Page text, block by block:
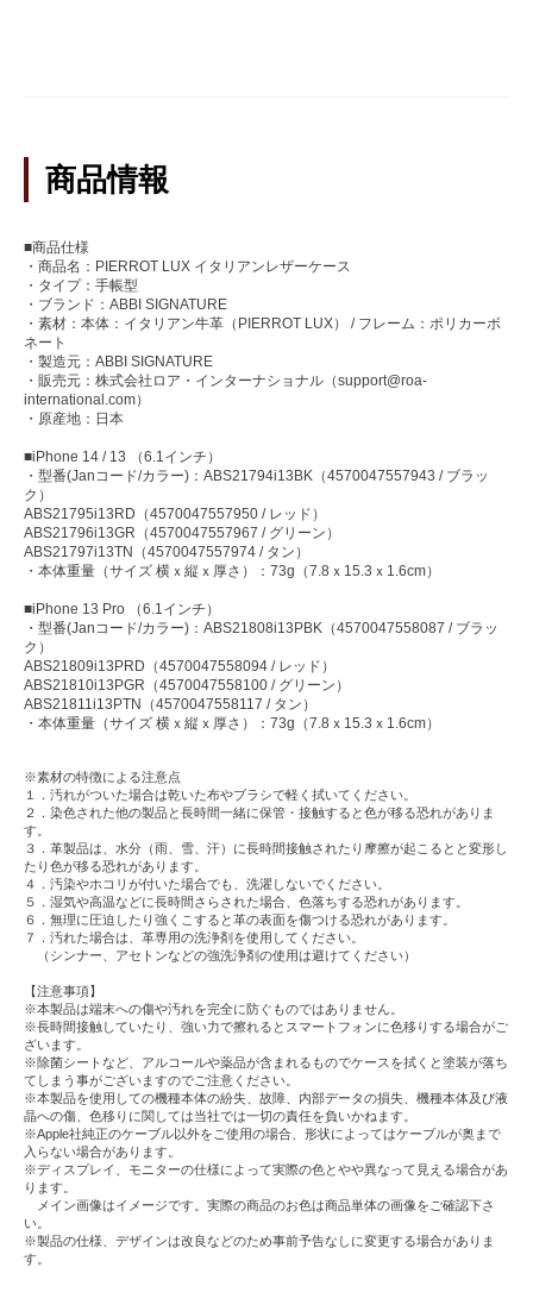
商品情報
■商品仕様
・商品名：PIERROT LUX イタリアンレザーケース
・タイプ：手帳型
・ブランド：ABBI SIGNATURE
・素材：本体：イタリアン牛革（PIERROT LUX） / フレーム：ポリカーボ
ネート
・製造元：ABBI SIGNATURE
・販売元：株式会社ロア・インターナショナル（support@roa-
international.com）
・原産地：日本
■iPhone 14 / 13 （6.1インチ）
・型番(Janコード/カラー)：ABS21794i13BK（4570047557943 / ブラッ
ク）
ABS21795i13RD（4570047557950 / レッド）
ABS21796i13GR（4570047557967 / グリーン）
ABS21797i13TN（4570047557974 / タン）
・本体重量（サイズ 横ｘ縦ｘ厚さ）：73g（7.8ｘ15.3ｘ1.6cm）
■iPhone 13 Pro （6.1インチ）
・型番(Janコード/カラー)：ABS21808i13PBK（4570047558087 / ブラッ
ク）
ABS21809i13PRD（4570047558094 / レッド）
ABS21810i13PGR（4570047558100 / グリーン）
ABS21811i13PTN（4570047558117 / タン）
・本体重量（サイズ 横ｘ縦ｘ厚さ）：73g（7.8ｘ15.3ｘ1.6cm）
※素材の特徴による注意点
１．汚れがついた場合は乾いた布やブラシで軽く拭いてください。
２．染色された他の製品と長時間一緒に保管・接触すると色が移る恐れがありま
す。
３．革製品は、水分（雨、雪、汗）に長時間接触されたり摩擦が起こるとと変形し
たり色が移る恐れがあります。
４．汚染やホコリが付いた場合でも、洗濯しないでください。
５．湿気や高温などに長時間さらされた場合、色落ちする恐れがあります。
６．無理に圧迫したり強くこすると革の表面を傷つける恐れがあります。
７．汚れた場合は、革専用の洗浄剤を使用してください。
（シンナー、アセトンなどの強洗浄剤の使用は避けてください）
【注意事項】
※本製品は端末への傷や汚れを完全に防ぐものではありません。
※長時間接触していたり、強い力で擦れるとスマートフォンに色移りする場合がご
ざいます。
※除菌シートなど、アルコールや薬品が含まれるものでケースを拭くと塗装が落ち
てしまう事がございますのでご注意ください。
※本製品を使用しての機種本体の紛失、故障、内部データの損失、機種本体及び液
晶への傷、色移りに関しては当社では一切の責任を負いかねます。
※Apple社純正のケーブル以外をご使用の場合、形状によってはケーブルが奥まで
入らない場合があります。
※ディスプレイ、モニターの仕様によって実際の色とやや異なって見える場合があ
ります。
メイン画像はイメージです。実際の商品のお色は商品単体の画像をご確認下さ
い。
※製品の仕様、デザインは改良などのため事前予告なしに変更する場合がありま
す。